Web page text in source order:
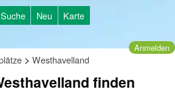
Suche Neu Karte
Anmelden
> Westhavelland
finden